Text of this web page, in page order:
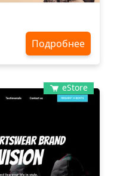
Подробнее
eStore